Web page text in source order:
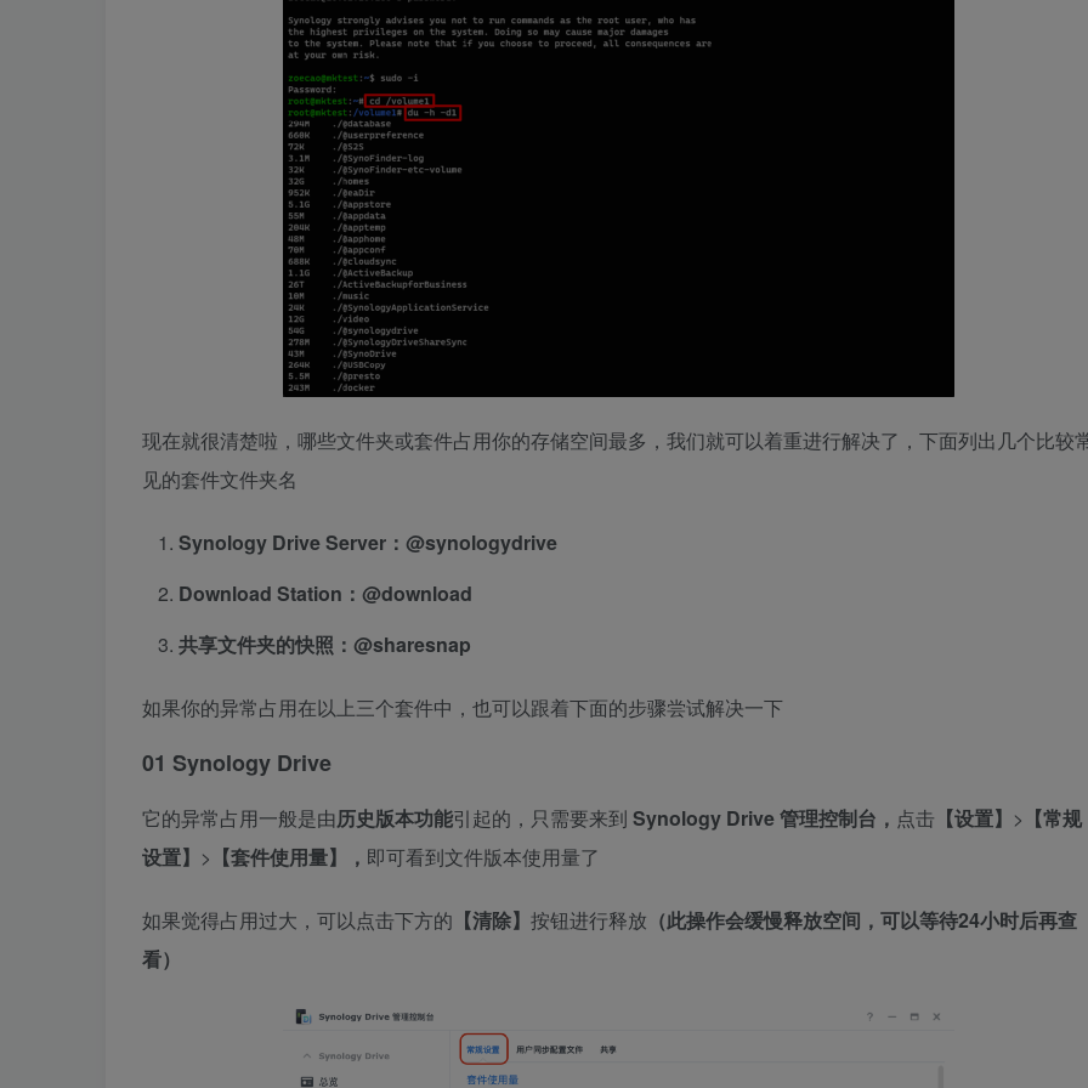
现在就很清楚啦，哪些文件夹或套件占用你的存储空间最多，我们就可以着重进行解决了，下面列出几个比较
见的套件文件夹名
Synology Drive Server：@synologydrive
Download Station：@download
共享文件夹的快照：@sharesnap
如果你的异常占用在以上三个套件中，也可以跟着下面的步骤尝试解决一下
01 Synology Drive
它的异常占用一般是由历史版本功能引起的，只需要来到 Synology Drive管理控制台， 点击 【设置】 > 【常规
设置】 > 【套件使用量】， 即可看到文件版本使用量了
如果觉得占用过大，可以点击下方的 【清除】 按钮进行释放 （此操作会缓慢释放空间，可以等待24小时后再查
看）